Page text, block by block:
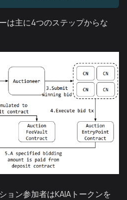
は主に4つのステップからな
ョン参加者はKAIAトークンを